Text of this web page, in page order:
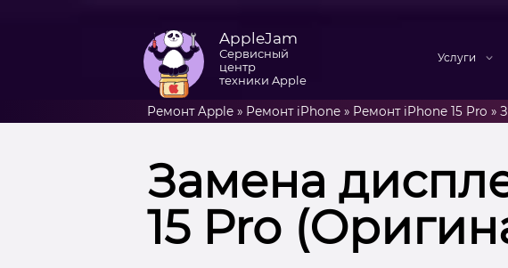
AppleJam
Сервисный
центр
техники Apple
Услуги
Ремонт Apple» Ремонт iPhone» Ремонт iPhone 15 Pro »
Замена
15 Pro